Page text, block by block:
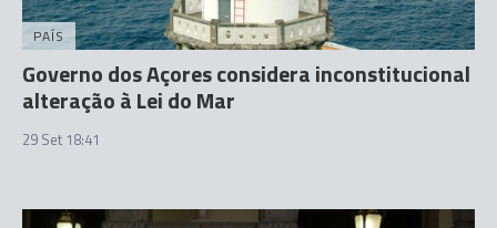
PAÍS
Governo dos Açores considera inconstitucional
alteração à Lei do Mar
29 Set 18:41